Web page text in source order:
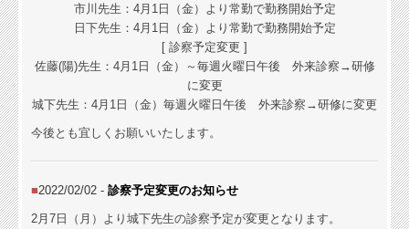
市川先生：4月1日（金）より常勤で勤務開始予定
日下先生：4月1日（金）より常勤で勤務開始予定
[ 診察予定変更 ]
佐藤(陽)先生：4月1日（金）～毎週火曜日午後 外来診察→研修
に変更
城下先生：4月1日（金）毎週火曜日午後 外来診察→研修に変更
今後とも宜しくお願いいたします。
■2022/02/02 -診察予定変更のお知らせ
2月7日（月）より城下先生の診察予定が変更となります。